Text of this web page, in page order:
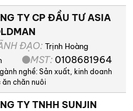
TY CP ĐẦU TƯ ASIA
ĐẠO: Trịnh Hoàng
MST: 0108681964
nghề: Sản xuất, kinh doanh
ăn chăn nuôi
TY TNHH SUNJIN